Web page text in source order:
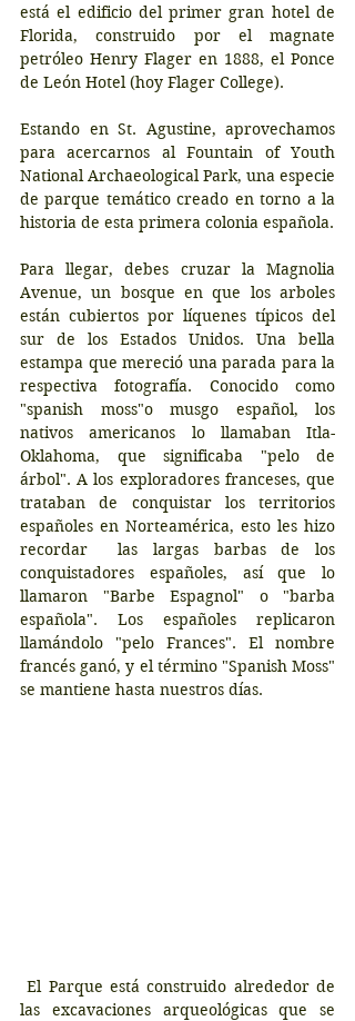
está el edificio del primer gran hotel de
Florida, construido por el magnate
petróleo Henry Flager en 1888, el Ponce
de León Hotel (hoy Flager College).
Estando en St. Agustine, aprovechamos
para acercarnos al Fountain of Youth
National Archaeological Park, una especie
de parque temático creado en torno a la
historia de esta primera colonia española.
Para llegar, debes cruzar la Magnolia
Avenue, un bosque en que los arboles
están cubiertos por líquenes típicos del
sur de los Estados Unidos. Una bella
estampa que mereció una parada para la
respectiva fotografía. Conocido como
"spanish moss"o musgo español, los
nativos americanos lo llamaban Itla-
Oklahoma, que significaba "pelo de
árbol". A los exploradores franceses, que
trataban de conquistar los territorios
españoles en Norteamérica, esto les hizo
recordar  las largas barbas de los
conquistadores españoles, así que lo
llamaron "Barbe Espagnol" o "barba
española". Los españoles replicaron
llamándolo "pelo Frances". El nombre
francés ganó, y el término "Spanish Moss"
se mantiene hasta nuestros días.
El Parque está construido alrededor de
las excavaciones arqueológicas que se